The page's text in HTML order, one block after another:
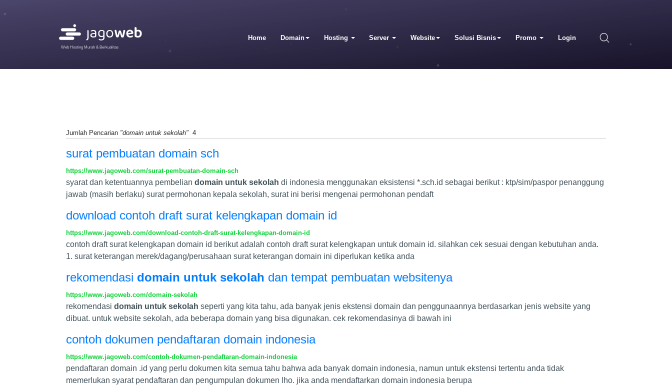
Web Hosting Murah & Berkualitas
Home Domain Hosting Server Website Solusi Bisnis Promo Login
Jumlah Pencarian "domain untuk sekolah" 4
surat pembuatan domain sch
https://www.jagoweb.com/surat-pembuatan-domain-sch
syarat dan ketentuannya pembelian domain untuk sekolah di indonesia menggunakan eksistensi *.sch.id sebagai berikut : ktp/sim/paspor penanggung
jawab (masih berlaku) surat permohonan kepala sekolah, surat ini berisi mengenai permohonan pendaft
download contoh draft surat kelengkapan domain id
https://www.jagoweb.com/download-contoh-draft-surat-kelengkapan-domain-id
contoh draft surat kelengkapan domain id berikut adalah contoh draft surat kelengkapan untuk domain id. silahkan cek sesuai dengan kebutuhan anda.
1. surat keterangan merek/dagang/perusahaan surat keterangan domain ini diperlukan ketika anda
rekomendasi domain untuk sekolah dan tempat pembuatan websitenya
https://www.jagoweb.com/domain-sekolah
rekomendasi domain untuk sekolah seperti yang kita tahu, ada banyak jenis ekstensi domain dan penggunaannya berdasarkan jenis website yang
dibuat. untuk website sekolah, ada beberapa domain yang bisa digunakan. cek rekomendasinya di bawah ini
contoh dokumen pendaftaran domain indonesia
https://www.jagoweb.com/contoh-dokumen-pendaftaran-domain-indonesia
pendaftaran domain .id yang perlu dokumen kita semua tahu bahwa ada banyak domain indonesia, namun untuk ekstensi tertentu anda tidak
memerlukan syarat pendaftaran dan pengumpulan dokumen lho. jika anda mendaftarkan domain indonesia berupa